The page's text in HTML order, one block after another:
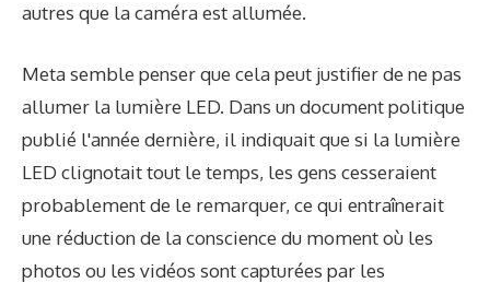
autres que la caméra est allumée.
Meta semble penser que cela peut justifier de ne pas
allumer la lumière LED. Dans un document politique
publié l'année dernière, il indiquait que si la lumière
LED clignotait tout le temps, les gens cesseraient
probablement de le remarquer, ce qui entraînerait
une réduction de la conscience du moment où les
photos ou les vidéos sont capturées par les